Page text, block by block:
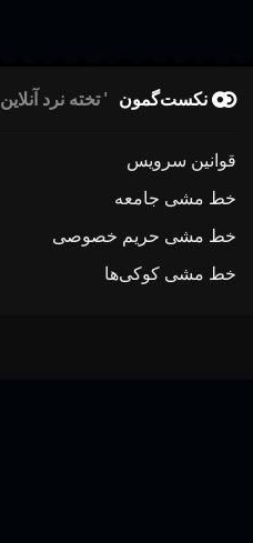
نکست‌گمون تخته نرد آنلاین
قوانین سرویس
خط مشی جامعه
خط مشی حریم خصوصی
خط مشی کوکی‌ها